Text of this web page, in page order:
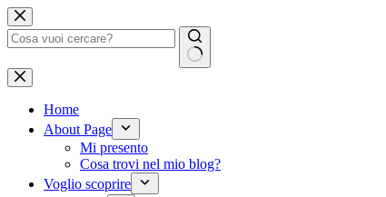
Salta
al
contenuto
Nessun
risultato
Home
About Page
Mi presento
Cosa trovi nel mio blog?
Voglio scoprire